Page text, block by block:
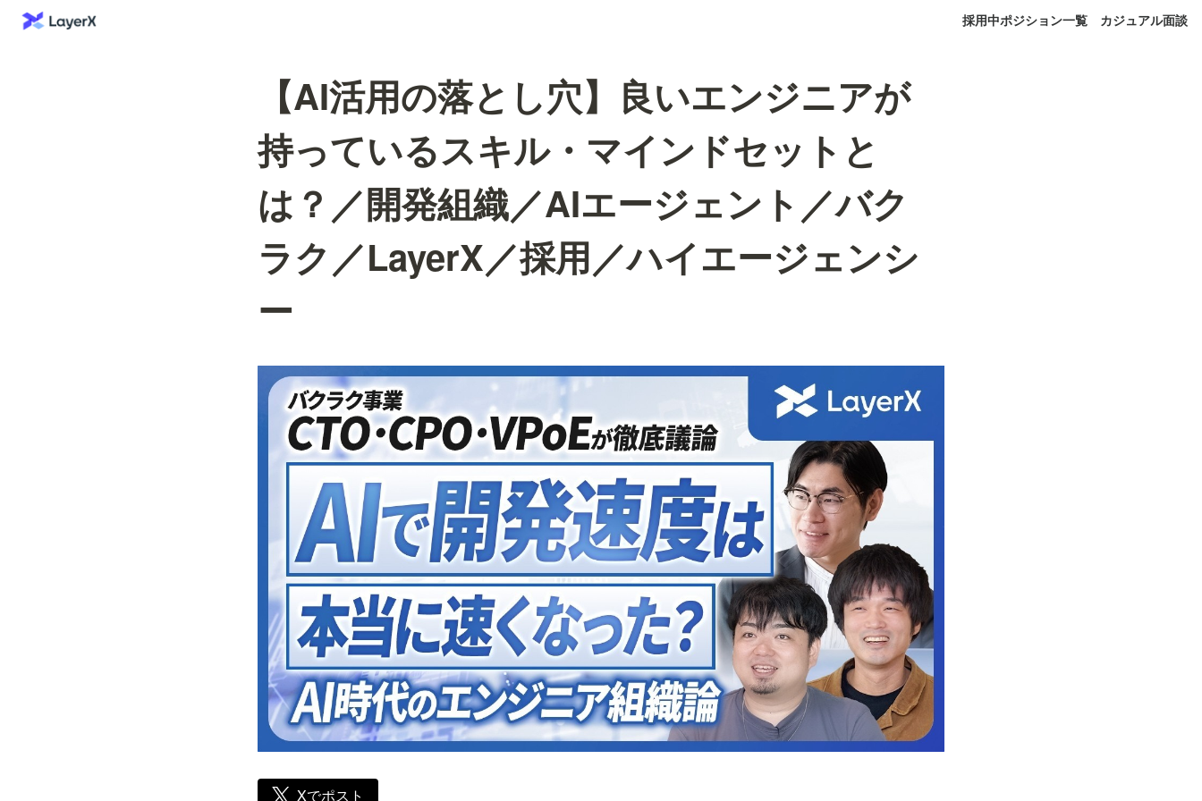
採用中ポジション一覧 カジュアル面談
【AI活用の落とし穴】良いエンジニアが
持っているスキル・マインドセットと
は？／開発組織／AIエージェント／バク
ラク／LayerX／採用／ハイエージェンシ
ー
Xでポスト